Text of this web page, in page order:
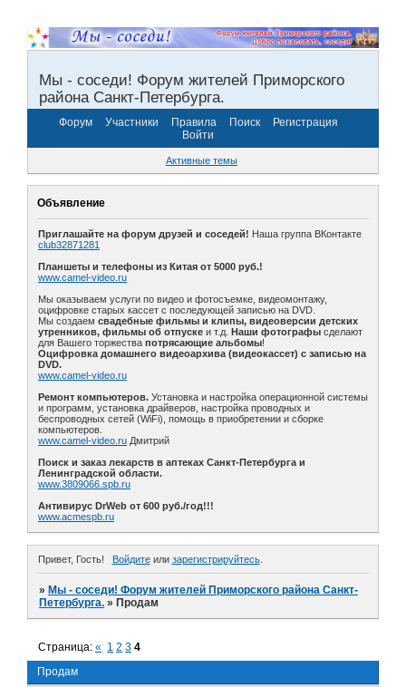
Мы - соседи! Форум жителей Приморского
района Санкт-Петербурга.
Форум Участники Правила Поиск
Регистрация
Войти
Активные темы
Объявление
Приглашайте на форум друзей и соседей! Наша группа ВКонтакте
club32871281
Планшеты и телефоны из Китая от 5000 руб.!
www.camel-video.ru
Мы оказываем услуги по видео и фотосъемке, видеомонтажу,
оцифровке старых кассет с последующей записью на DVD.
Мы создаем свадебные фильмы и клипы, видеоверсии детских
утренников, фильмы об отпуске и т.д. Наши фотографы сделают
для Вашего торжества потрясающие альбомы!
Оцифровка домашнего видеоархива (видеокассет) с записью на
DVD.
www.camel-video.ru
Ремонт компьютеров. Установка и настройка операционной системы
и программ, установка драйверов, настройка проводных и
беспроводных сетей (WiFi), помощь в приобретении и сборке
компьютеров.
www.camel-video.ru Дмитрий
Поиск и заказ лекарств в аптеках Санкт-Петербурга и
Ленинградской области.
www.3809066.spb.ru
Антивирус DrWeb от 600 руб./год!!!
www.acmespb.ru
Привет, Гость! Войдитеили зарегистрируйтесь.
» Мы - соседи! Форум жителей Приморского района Санкт-
Петербурга. » Продам
Продам
Страница:« 1 2 3 4